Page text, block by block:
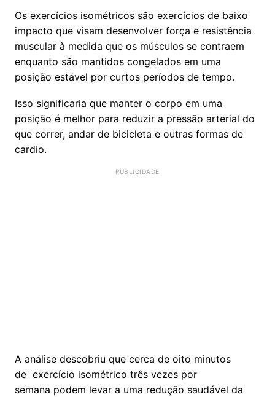
Os exercícios isométricos são exercícios de baixo
impacto que visam desenvolver força e resistência
muscular à medida que os músculos se contraem
enquanto são mantidos congelados em uma
posição estável por curtos períodos de tempo.
Isso significaria que manter o corpo em uma
posição é melhor para reduzir a pressão arterial do
que correr, andar de bicicleta e outras formas de
cardio.
A análise descobriu que cerca de oito minutos
de exercício isométrico três vezes por
semana podem levar a uma redução saudável da